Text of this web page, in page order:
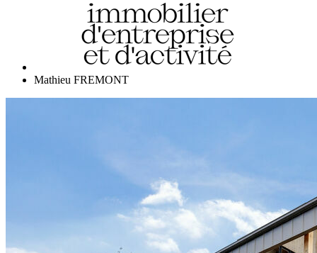
Mathieu FREMONT